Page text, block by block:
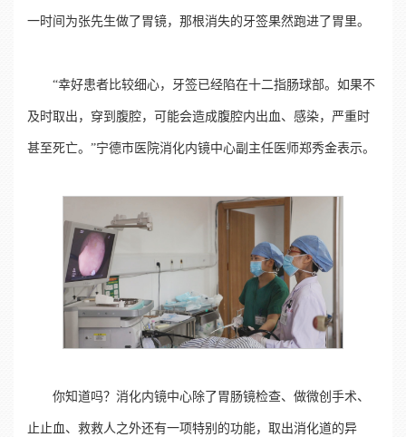
一时间为张先生做了胃镜，那根消失的牙签果然跑进了胃里。
“幸好患者比较细心，牙签已经陷在十二指肠球部。如果不
及时取出，穿到腹腔，可能会造成腹腔内出血、感染，严重时
甚至死亡。”宁德市医院消化内镜中心副主任医师郑秀金表示。
你知道吗？消化内镜中心除了胃肠镜检查、做微创手术、
止止血、救救人之外还有一项特别的功能，取出消化道的异